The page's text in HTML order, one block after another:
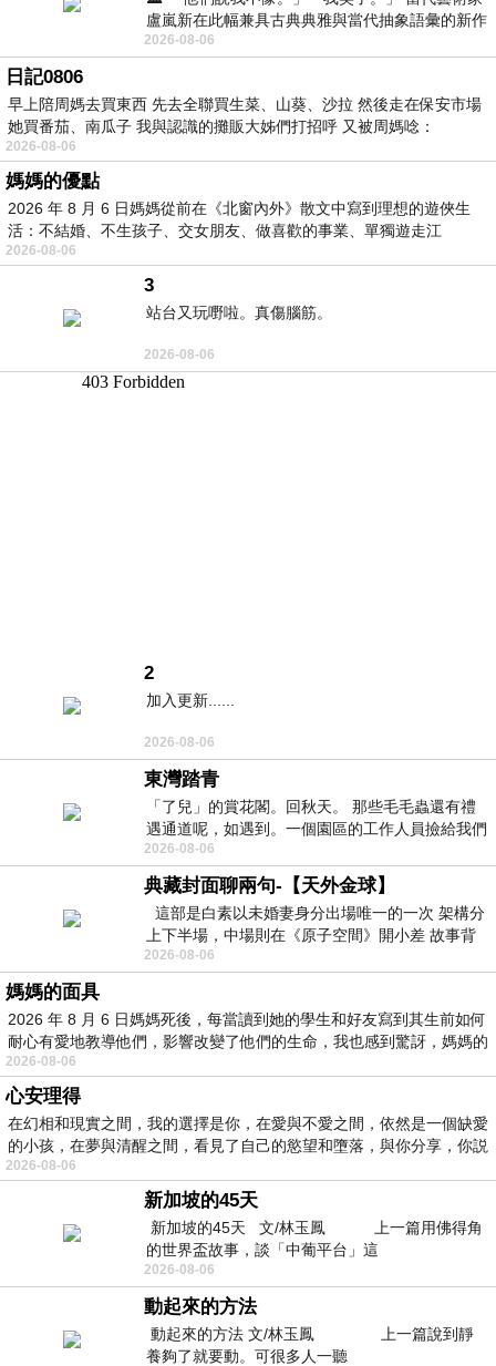
盧嵐新在此幅兼具古典典雅與當代抽象語彙的新作
中，以沈靜的藍色空間為背景，描繪了
2026-08-06
日記0806
早上陪周媽去買東西 先去全聯買生菜、山葵、沙拉 然後走在保安市場
她買番茄、南瓜子 我與認識的攤販大姊們打招呼 又被周媽唸：
2026-08-06
媽媽的優點
2026 年 8 月 6 日媽媽從前在《北窗內外》散文中寫到理想的遊俠生
活：不結婚、不生孩子、交女朋友、做喜歡的事業、單獨遊走江
湖⋯⋯，
2026-08-06
3
站台又玩嘢啦。真傷腦筋。
2026-08-06
2
加入更新......
2026-08-06
東灣踏青
「了兒」的賞花閣。回秋天。 那些毛毛蟲還有禮
遇通道呢，如遇到。一個園區的工作人員撿給我們
細賞。
2026-08-06
典藏封面聊兩句-【天外金球】
這部是白素以未婚妻身分出場唯一的一次 架構分
上下半場，中場則在《原子空間》開小差 故事背
景影射西藏境外流亡 地下組織
2026-08-06
媽媽的面具
2026 年 8 月 6 日媽媽死後，每當讀到她的學生和好友寫到其生前如何
耐心有愛地教導他們，影響改變了他們的生命，我也感到驚訝，媽媽的
2026-08-06
心安理得
在幻相和現實之間，我的選擇是你，在愛與不愛之間，依然是一個缺愛
的小孩，在夢與清醒之間，看見了自己的慾望和墮落，與你分享，你説
2026-08-06
新加坡的45天
新加坡的45天 文/林玉鳳 上一篇用佛得角
的世界盃故事，談「中葡平台」這
2026-08-06
動起來的方法
動起來的方法 文/林玉鳳 上一篇說到靜
養夠了就要動。可很多人一聽